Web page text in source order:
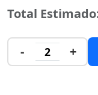
Total
- 2 +